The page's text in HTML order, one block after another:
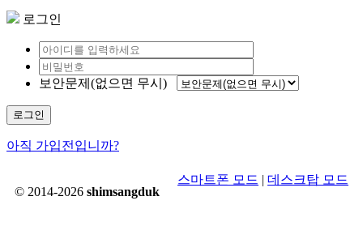
로그인
보안문제(없으면 무시)
로그인
아직 가입전입니까?
© 2014-2026 shimsangduk
스마트폰 모드 | 데스크탑 모드